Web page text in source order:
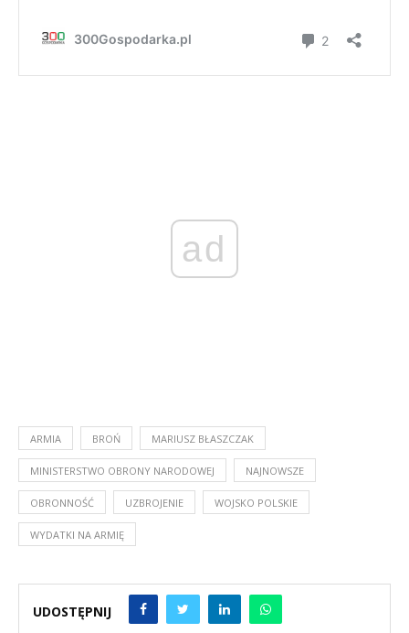
ad
ARMIA BROŃ MARIUSZ BŁASZCZAK
MINISTERSTWO OBRONY NARODOWEJ NAJNOWSZE
OBRONNOŚĆ UZBROJENIE WOJSKO POLSKIE
WYDATKI NA ARMIĘ
UDOSTĘPNIJ